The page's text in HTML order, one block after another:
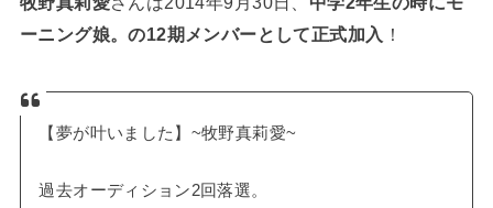
ーニング娘。の12期メンバーとして正式加入 ！
【夢が叶いました】~牧野真莉愛~
過去オーディション2回落選。